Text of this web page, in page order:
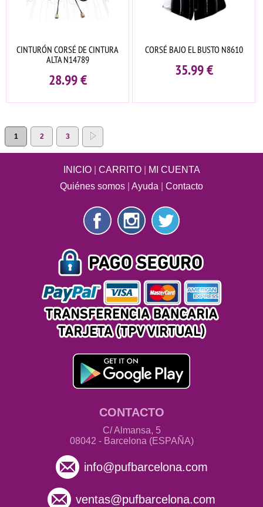
CINTURÓN CORSÉ DE CINTURA
ALTA N14789
28.99€
CORSÉ BAJO EL BUSTO N8610
35.99€
1 2 3
INICIO| CARRITO|
MI CUENTA
Quiénes somos
Ayuda Contacto
CONTACTO
C/ Almansa, 5
08042 - Barcelona (ESPAÑA)
info@pufbarcelona.com
ventas@pufbarcelona.com